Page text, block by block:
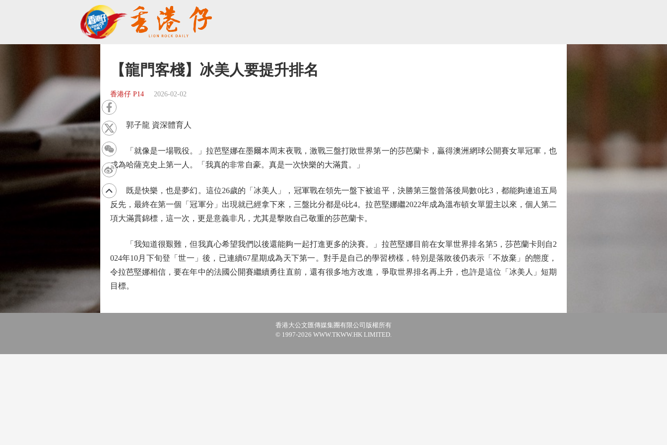
【龍門客棧】冰美人要提升排名
香港仔 P14 2026-02-02
郭子龍 資深體育人
「就像是一場戰役。」拉芭堅娜在墨爾本周末夜戰，激戰三盤打敗世界第一的莎芭蘭卡，贏得澳洲網球公開賽女單冠軍，也
成為哈薩克史上第一人。「我真的非常自豪。真是一次快樂的大滿貫。」
既是快樂，也是夢幻。這位26歲的「冰美人」，冠軍戰在領先一盤下被追平，決勝第三盤曾落後局數0比3，都能夠連追五局
反先，最終在第一個「冠軍分」出現就已經拿下來，三盤比分都是6比4。拉芭堅娜繼2022年成為溫布頓女單盟主以來，個人第二
項大滿貫錦標，這一次，更是意義非凡，尤其是擊敗自己敬重的莎芭蘭卡。
「我知道很艱難，但我真心希望我們以後還能夠一起打進更多的決賽。」拉芭堅娜目前在女單世界排名第5，莎芭蘭卡則自2
024年10月下旬登「世一」後，已連續67星期成為天下第一。對手是自己的學習榜樣，特別是落敗後仍表示「不放棄」的態度，
令拉芭堅娜相信，要在年中的法國公開賽繼續勇往直前，還有很多地方改進，爭取世界排名再上升，也許是這位「冰美人」短期
目標。
香港大公文匯傳媒集團有限公司版權所有
© 1997-2026 WWW.TKWW.HK LIMITED.